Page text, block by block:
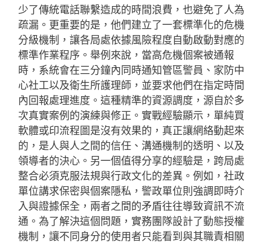
少了傳統電話聯繫造成的時間浪費，也避免了人為
疏漏。更重要的是，他們建立了一套標準化的危機
分級機制，讓各局處依據風險程度自動啟動對應的
標準作業程序。舉例來說，當高危機個案被通報
時，系統會在三分鐘內同時通知管區警員、家防中
心社工以及衛生所護理師，並要求他們在指定時間
內回報處理進度。這種精準的資源調度，源自於多
次真實案例的演練與修正。實戰經驗顯示，單純買
軟體或印流程圖是沒有效果的，真正讓網絡動起來
的，是人與人之間的信任、溝通機制的透明、以及
領導者的決心。另一個值得分享的經驗是，跨局處
整合必須克服法規與行政文化的差異。例如，社政
單位講求保密與個案隱私，警政單位則強調即時介
入與證據保全，兩者之間的矛盾往往導致資訊不流
通。為了解決這個問題，實務團隊設計了動態授權
機制，讓不同身分的使用者只能看到與其職責相關